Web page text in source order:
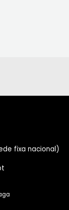
fixa nacional)